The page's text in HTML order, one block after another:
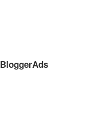
BloggerAds